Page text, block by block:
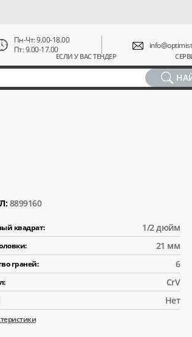
ЕСЛИ У ВАС ТЕНДЕР
Пн-Чт: 9.00-18.00
Пт: 9.00-17.00
8899160
квадрат: 1/2 дюйм
21 мм
граней: 6
CrV
Нет